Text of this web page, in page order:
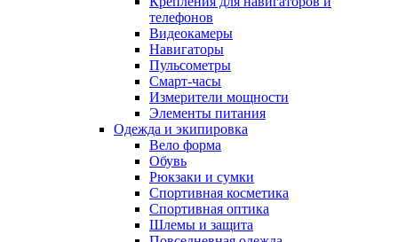
телефонов
Видеокамеры
Навигаторы
Пульсометры
Смарт-часы
Измерители мощности
Элементы питания
Одежда и экипировка
Вело форма
Обувь
Рюкзаки и сумки
Спортивная косметика
Спортивная оптика
Шлемы и защита